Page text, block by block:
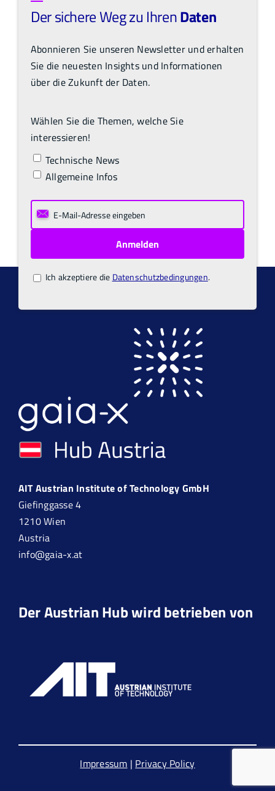
Der sichere Weg zu IhrenDaten
Abonnieren Sie unseren Newsletter und erhalten
Sie die neuesten Insights und Informationen
über die Zukunft der Daten.
Wählen Sie die Themen, welche Sie
interessieren!
Technische News
Allgemeine Infos
Ich akzeptiere die Datenschutzbedingungen.
AIT Austrian Institute of Technology GmbH
Giefinggasse 4
1210 Wien
Austria
info@gaia-x.at
Der Austrian Hub wird betrieben von
Impressum | Privacy Policy